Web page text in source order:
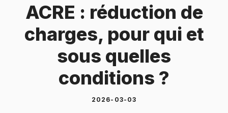
ACRE : réduction de
charges, pour qui et
sous quelles
conditions ?
2026-03-03